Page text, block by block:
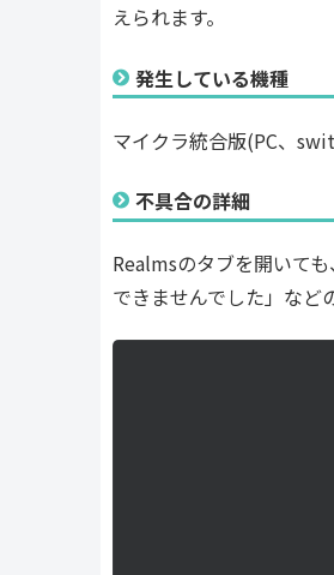
えられます。
発生している機種
マイクラ統合版(PC、
不具合の詳細
Realmsのタブを開いて
できませんでした」など